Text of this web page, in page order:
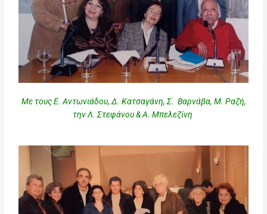
Με τους Ε. Αντωνιάδου, Δ. Κατσαγάνη, Σ. Βαρνάβα, Μ. Ραζή,
την Λ. Στεφάνου & Α. Μπελεζίνη